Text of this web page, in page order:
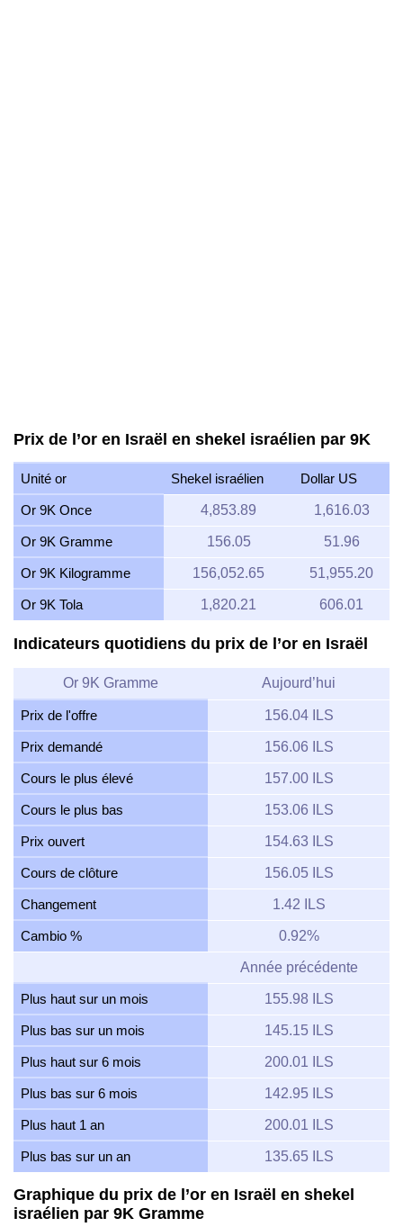
Prix de l’or en Israël en shekel israélien par 9K
Unité or Shekel israélien Dollar US
Or 9K Once 4,853.89 1,616.03
Or 9K Gramme 156.05 51.96
Or 9K Kilogramme 156,052.65 51,955.20
Or 9K Tola 1,820.21 606.01
Indicateurs quotidiens du prix de l’or en Israël
Or 9K Gramme Aujourd’hui
Prix de l'offre 156.04 ILS
Prix demandé 156.06 ILS
Cours le plus élevé 157.00 ILS
Cours le plus bas 153.06 ILS
Prix ouvert 154.63 ILS
Cours de clôture 156.05 ILS
Changement 1.42 ILS
Cambio % 0.92%
Année précédente
Plus haut sur un mois 155.98 ILS
Plus bas sur un mois 145.15 ILS
Plus haut sur 6 mois 200.01 ILS
Plus bas sur 6 mois 142.95 ILS
Plus haut 1 an 200.01 ILS
Plus bas sur un an 135.65 ILS
Graphique du prix de l’or en Israël en shekel
israélien par 9K Gramme